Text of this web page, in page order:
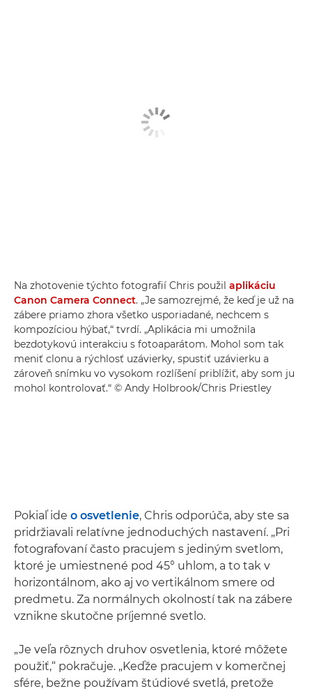
Na zhotovenie týchto fotografií Chris použil aplikáciu
Canon Camera Connect. „Je samozrejmé, že keď je už na
zábere priamo zhora všetko usporiadané, nechcem s
kompozíciou hýbať,“ tvrdí. „Aplikácia mi umožnila
bezdotykovú interakciu s fotoaparátom. Mohol som tak
meniť clonu a rýchlosť uzávierky, spustiť uzávierku a
zároveň snímku vo vysokom rozlíšení priblížiť, aby som ju
mohol kontrolovať.“ © Andy Holbrook/Chris Priestley
Pokiaľ ide o osvetlenie, Chris odporúča, aby ste sa
pridržiavali relatívne jednoduchých nastavení. „Pri
fotografovaní často pracujem s jediným svetlom,
ktoré je umiestnené pod 45° uhlom, a to tak v
horizontálnom, ako aj vo vertikálnom smere od
predmetu. Za normálnych okolností tak na zábere
vznikne skutočne príjemné svetlo.
„Je veľa rôznych druhov osvetlenia, ktoré môžete
použiť,“ pokračuje. „Keďže pracujem v komerčnej
sfére, bežne používam štúdiové svetlá, pretože